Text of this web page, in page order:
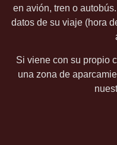
en avión, tren o
datos de su viaje (hora
Si viene con su propio
una zona de